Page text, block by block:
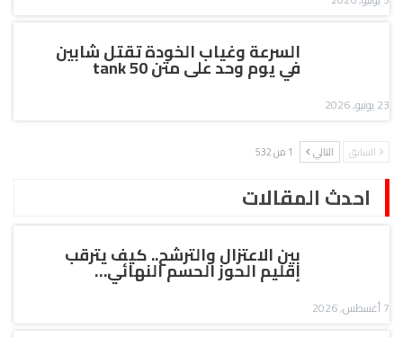
السرعة وغياب الخودة تقتل شابين
في يوم وحد على متن tank 50
23 يونيو, 2026
السابق التالي 1 من 532
احدث المقالات
بين الاعتزال والترشح.. كيف يترقب
إقليم الحوز الحسم النهائي…
7 أغسطس, 2026